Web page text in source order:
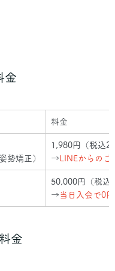
金
料金
勢矯正）
1,980円（税込
→LINEからのご
50,000円（税込
→ 当日入会で0円
金